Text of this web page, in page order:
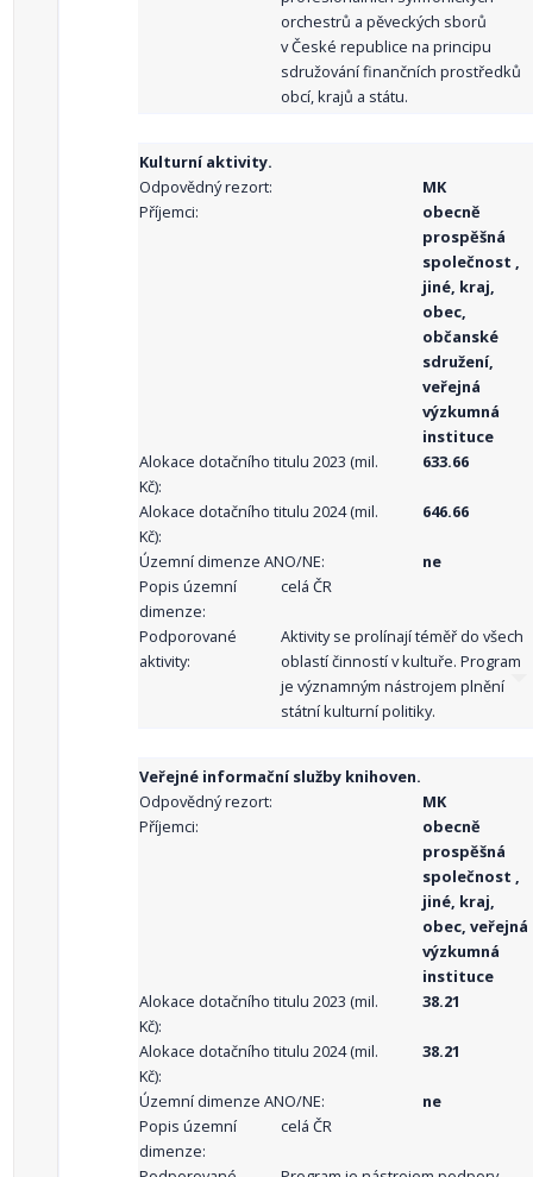
orchestrů a pěveckých sborů
v České republice na principu
sdružování finančních prostředků
obcí, krajů a státu.
Kulturní aktivity.
Odpovědný rezort:
MK
Příjemci:
obecně
prospěšná
společnost ,
jiné, kraj,
obec,
občanské
sdružení,
veřejná
výzkumná
instituce
Alokace dotačního titulu 2023 (mil.
Kč):
633.66
Alokace dotačního titulu 2024 (mil.
Kč):
646.66
Územní dimenze ANO/NE:
ne
Popis územní
dimenze:
celá ČR
Podporované
aktivity:
Aktivity se prolínají téměř do všech
oblastí činností v kultuře. Program
je významným nástrojem plnění
státní kulturní politiky.
Veřejné informační služby knihoven.
Odpovědný rezort:
MK
Příjemci:
obecně
prospěšná
společnost ,
jiné, kraj,
obec, veřejná
výzkumná
instituce
Alokace dotačního titulu 2023 (mil.
Kč):
38.21
Alokace dotačního titulu 2024 (mil.
Kč):
38.21
Územní dimenze ANO/NE:
ne
Popis územní
dimenze:
celá ČR